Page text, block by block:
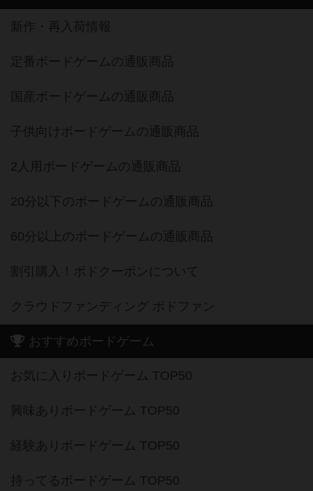
新作・再入荷情報
定番ボードゲームの通販商品
国産ボードゲームの通販商品
子供向けボードゲームの通販商品
2人用ボードゲームの通販商品
20分以下のボードゲームの通販商品
60分以上のボードゲームの通販商品
割引購入！ボドクーポンについて
クラウドファンディング ボドファン
おすすめボードゲーム
お気に入りボードゲーム TOP50
興味ありボードゲーム TOP50
経験ありボードゲーム TOP50
持ってるボードゲーム TOP50